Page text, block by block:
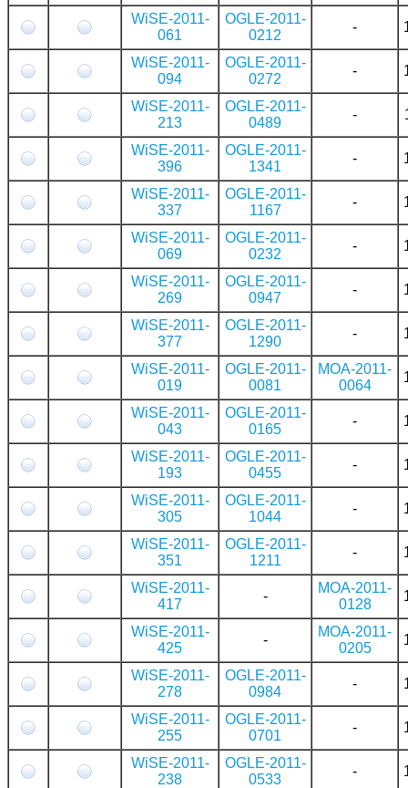
WiSE-2011-
061
OGLE-2011-
0212
-
WiSE-2011-
094
OGLE-2011-
0272
-
WiSE-2011-
213
OGLE-2011-
0489
-
WiSE-2011-
396
OGLE-2011-
1341
-
WiSE-2011-
337
OGLE-2011-
1167
-
WiSE-2011-
069
OGLE-2011-
0232
-
WiSE-2011-
269
OGLE-2011-
0947
-
WiSE-2011-
377
OGLE-2011-
1290
-
WiSE-2011-
019
OGLE-2011-
0081
MOA-2011-
0064
WiSE-2011-
043
OGLE-2011-
0165
-
WiSE-2011-
193
OGLE-2011-
0455
-
WiSE-2011-
305
OGLE-2011-
1044
-
WiSE-2011-
351
OGLE-2011-
1211
-
WiSE-2011-
417
-
MOA-2011-
0128
WiSE-2011-
425
-
MOA-2011-
0205
WiSE-2011-
278
OGLE-2011-
0984
-
WiSE-2011-
255
OGLE-2011-
0701
-
WiSE-2011-
238
OGLE-2011-
0533
-